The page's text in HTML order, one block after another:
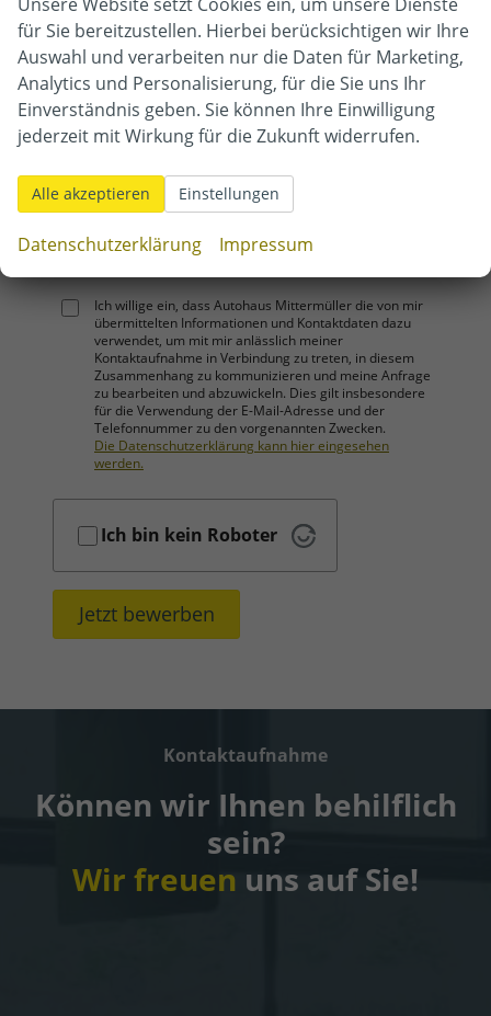
Telefonnummer
Ich willige ein, dass Autohaus Mittermüller die von mir
übermittelten Informationen und Kontaktdaten dazu
verwendet, um mit mir anlässlich meiner
Kontaktaufnahme in Verbindung zu treten, in diesem
Zusammenhang zu kommunizieren und meine Anfrage
zu bearbeiten und abzuwickeln. Dies gilt insbesondere
für die Verwendung der E-Mail-Adresse und der
Telefonnummer zu den vorgenannten Zwecken.
Die Datenschutzerklärung kann hier eingesehen
werden.
Ich bin kein Roboter
Jetzt bewerben
Kontaktaufnahme
Können wir Ihnen behilflich
sein?
Wir freuen uns auf Sie!
für Sie bereitzustellen. Hierbei berücksichtigen wir Ihre
Auswahl und verarbeiten nur die Daten für Marketing,
Analytics und Personalisierung, für die Sie uns Ihr
Einverständnis geben. Sie können Ihre Einwilligung
jederzeit mit Wirkung für die Zukunft widerrufen.
Alle akzeptieren Einstellungen
Datenschutzerklärung Impressum